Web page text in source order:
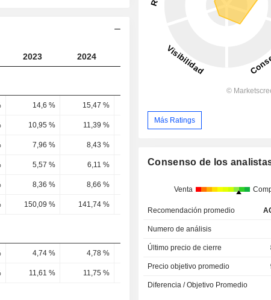
2023 2024 2026
14,6 % 15,47 %
10,95 % 11,39 % 11,39 % 11,04 %
7,96 % 8,43 %
5,57 % 6,11 % 6,2 % 6,28 % 6,79
8,36 % 8,66 % 6,6 %
150,09 % 141,74 %
4,74 % 4,78 %
11,61 % 11,75 %
Más Ratings
Consenso de los
Venta
Recomendación promedio
Numero de análisis
Último precio de cierre
Precio objetivo promedio
Diferencia / Objetivo Promedio